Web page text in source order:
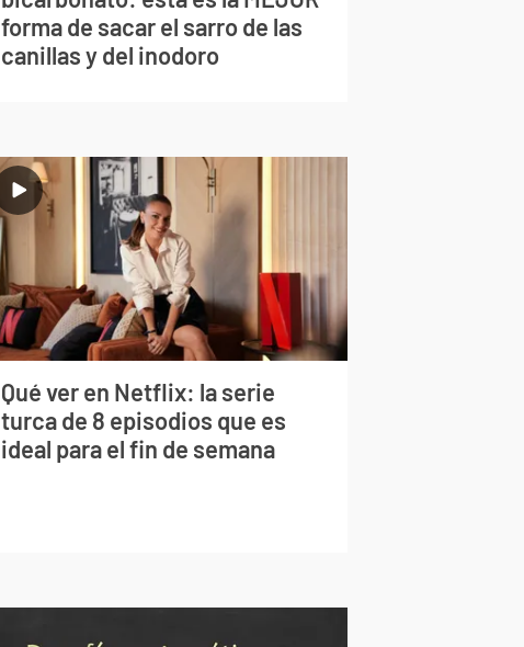
forma de sacar el sarro de las
canillas y del inodoro
Qué ver en Netflix: la serie
turca de 8 episodios que es
ideal para el fin de semana